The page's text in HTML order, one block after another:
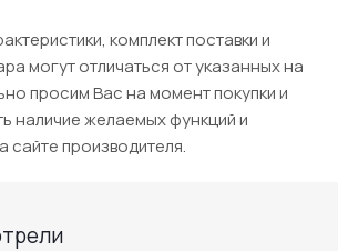
комплект поставки и
могут отличаться от указанных на
просим Вас на момент покупки и
наличие желаемых функций и
сайте производителя.